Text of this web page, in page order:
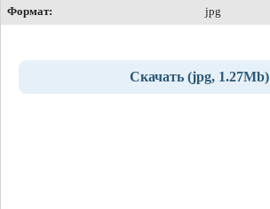
Формат:
jpg
Скачать (jpg, 1.27Mb)